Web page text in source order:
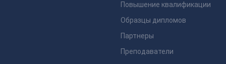
Повышение квалификации
Образцы дипломов
Партнеры
Преподаватели